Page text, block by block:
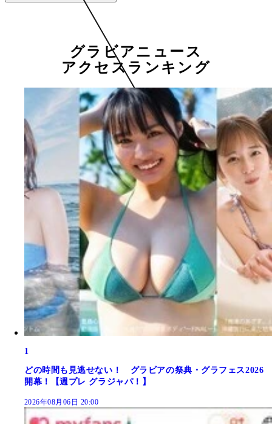
グラビアニュース
アクセスランキング
1
どの時間も見逃せない！ グラビアの祭典・グラフェス2026
開幕！【週プレ グラジャパ！】
2026年08月06日 20:00